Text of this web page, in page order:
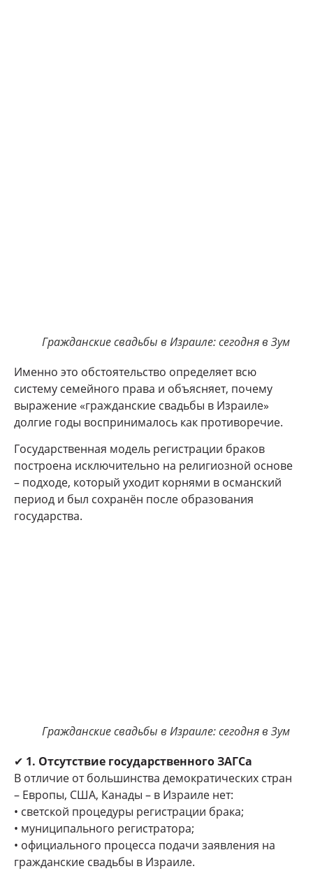
Гражданские свадьбы в Израиле: сегодня в Зум
Именно это обстоятельство определяет всю
систему семейного права и объясняет, почему
выражение «гражданские свадьбы в Израиле»
долгие годы воспринималось как противоречие.
Государственная модель регистрации браков
построена исключительно на религиозной основе
– подходе, который уходит корнями в османский
период и был сохранён после образования
государства.
Гражданские свадьбы в Израиле: сегодня в Зум
✔ 1. Отсутствие государственного ЗАГСа
В отличие от большинства демократических стран
– Европы, США, Канады – в Израиле нет:
• светской процедуры регистрации брака;
• муниципального регистратора;
• официального процесса подачи заявления на
гражданские свадьбы в Израиле.